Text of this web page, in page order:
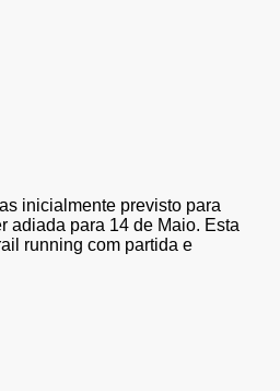
inicialmente previsto para
adiada para 14 de Maio. Esta
running com partida e